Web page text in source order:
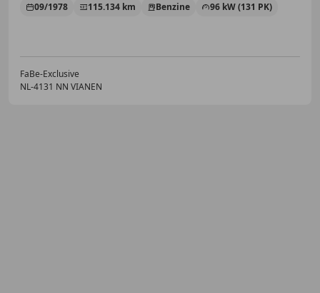
09/1978 115.134 km Benzine 96 kW (131 PK)
FaBe-Exclusive
NL-4131 NN VIANEN